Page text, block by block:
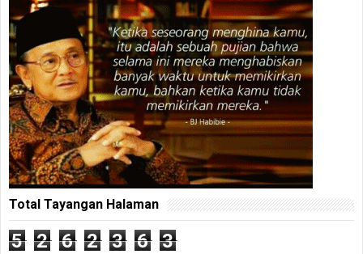
Total Tayangan Halaman
5 2 6 2 3 6 3